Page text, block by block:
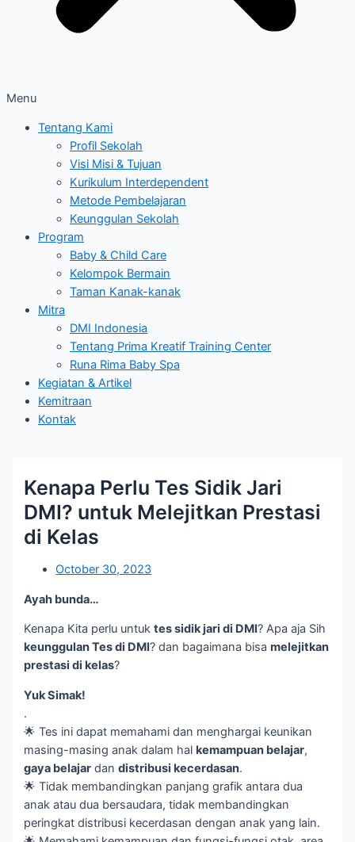
Menu
Tentang Kami
Profil Sekolah
Visi Misi & Tujuan
Kurikulum Interdependent
Metode Pembelajaran
Keunggulan Sekolah
Program
Baby & Child Care
Kelompok Bermain
Taman Kanak-kanak
Mitra
DMI Indonesia
Tentang Prima Kreatif Training Center
Runa Rima Baby Spa
Kegiatan & Artikel
Kemitraan
Kontak
Kenapa Perlu Tes Sidik Jari
DMI? untuk Melejitkan Prestasi
di Kelas
October 30, 2023
Ayah bunda…
Kenapa Kita perlu untuktes sidik jari di DMI? Apa aja Sih
keunggulan Tes di DMI? dan bagaimana bisamelejitkan
prestasi di kelas?
Yuk Simak!
.
🌟 Tes ini dapat memahami dan menghargai keunikan
masing-masing anak dalam halkemampuan belajar,
gaya belajar dandistribusi kecerdasan.
🌟 Tidak membandingkan panjang grafik antara dua
anak atau dua bersaudara, tidak membandingkan
peringkat distribusi kecerdasan dengan anak yang lain.